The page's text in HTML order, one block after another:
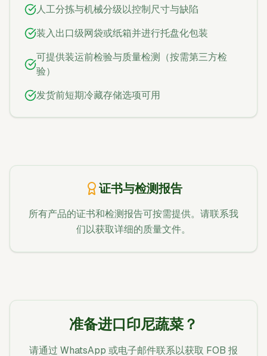
人工分拣与机械分级以控制尺寸与缺陷
装入出口级网袋或纸箱并进行托盘化包装
可提供装运前检验与质量检测（按需第三方检
验）
发货前短期冷藏存储选项可用
证书与检测报告
所有产品的证书和检测报告可按需提供。请联系我
们以获取详细的质量文件。
准备进口印尼蔬菜？
请通过 WhatsApp 或电子邮件联系以获取 FOB 报